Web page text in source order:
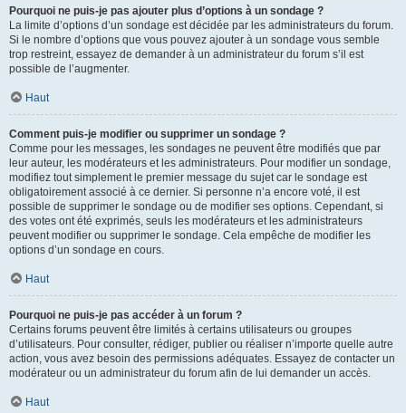
Pourquoi ne puis-je pas ajouter plus d’options à un sondage ?
La limite d’options d’un sondage est décidée par les administrateurs du forum.
Si le nombre d’options que vous pouvez ajouter à un sondage vous semble
trop restreint, essayez de demander à un administrateur du forum s’il est
possible de l’augmenter.
Haut
Comment puis-je modifier ou supprimer un sondage ?
Comme pour les messages, les sondages ne peuvent être modifiés que par
leur auteur, les modérateurs et les administrateurs. Pour modifier un sondage,
modifiez tout simplement le premier message du sujet car le sondage est
obligatoirement associé à ce dernier. Si personne n’a encore voté, il est
possible de supprimer le sondage ou de modifier ses options. Cependant, si
des votes ont été exprimés, seuls les modérateurs et les administrateurs
peuvent modifier ou supprimer le sondage. Cela empêche de modifier les
options d’un sondage en cours.
Haut
Pourquoi ne puis-je pas accéder à un forum ?
Certains forums peuvent être limités à certains utilisateurs ou groupes
d’utilisateurs. Pour consulter, rédiger, publier ou réaliser n’importe quelle autre
action, vous avez besoin des permissions adéquates. Essayez de contacter un
modérateur ou un administrateur du forum afin de lui demander un accès.
Haut